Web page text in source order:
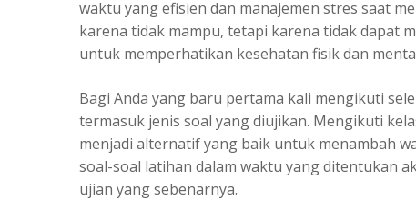
waktu yang efisien dan manajemen stres saat
karena tidak mampu, tetapi karena tidak dapat
untuk memperhatikan kesehatan fisik dan
Bagi Anda yang baru pertama kali mengikuti
termasuk jenis soal yang diujikan. Mengikuti
menjadi alternatif yang baik untuk menambah
soal-soal latihan dalam waktu yang ditentukan
ujian yang sebenarnya.